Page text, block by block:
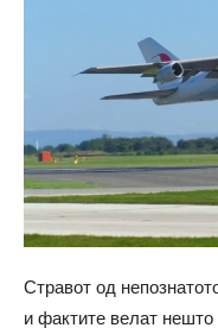
Стравот од
и фактите велат